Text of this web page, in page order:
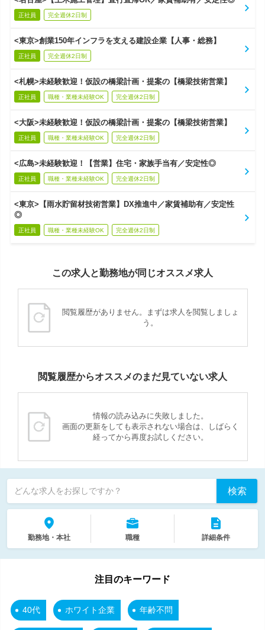
正社員 完全週休2日制
<東京>創業150年インフラを支える建設企業【人事・総務】
正社員 完全週休2日制
<札幌>未経験歓迎！仮設の橋梁計画・提案の【橋梁技術営業】
正社員 職種・業種未経験OK 完全週休2日制
<大阪>未経験歓迎！仮設の橋梁計画・提案の【橋梁技術営業】
正社員 職種・業種未経験OK 完全週休2日制
<広島>未経験歓迎！【営業】住宅・家族手当有／安定性◎
正社員 職種・業種未経験OK 完全週休2日制
<東京>【雨水貯留材技術営業】DX推進中／家賃補助有／安定性
◎
正社員 職種・業種未経験OK 完全週休2日制
この求人と勤務地が同じオススメ求人
閲覧履歴がありません。まずは求人を閲覧しましょ
う。
閲覧履歴からオススメのまだ見ていない求人
情報の読み込みに失敗しました。
画面の更新をしても表示されない場合は、しばらく
経ってから再度お試しください。
どんな求人をお探しですか？ 検索
勤務地・本社 職種 詳細条件
注目のキーワード
40代 ホワイト企業 年齢不問